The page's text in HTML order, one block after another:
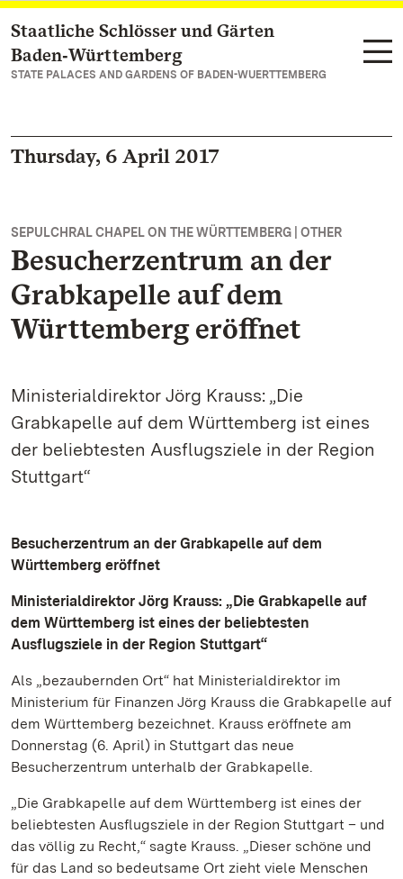
Navigate to main page
Staatliche Schlösser und Gärten
Baden‑Württemberg
STATE PALACES AND GARDENS OF BADEN-WUERTTEMBERG
Thursday, 6 April 2017
SEPULCHRAL CHAPEL ON THE WÜRTTEMBERG | OTHER
Besucherzentrum an der
Grabkapelle auf dem
Württemberg eröffnet
Ministerialdirektor Jörg Krauss: „Die
Grabkapelle auf dem Württemberg ist eines
der beliebtesten Ausflugsziele in der Region
Stuttgart“
Besucherzentrum an der Grabkapelle auf dem
Württemberg eröffnet
Ministerialdirektor Jörg Krauss: „Die Grabkapelle auf
dem Württemberg ist eines der beliebtesten
Ausflugsziele in der Region Stuttgart“
Als „bezaubernden Ort“ hat Ministerialdirektor im
Ministerium für Finanzen Jörg Krauss die Grabkapelle auf
dem Württemberg bezeichnet. Krauss eröffnete am
Donnerstag (6. April) in Stuttgart das neue
Besucherzentrum unterhalb der Grabkapelle.
„Die Grabkapelle auf dem Württemberg ist eines der
beliebtesten Ausflugsziele in der Region Stuttgart – und
das völlig zu Recht,“ sagte Krauss. „Dieser schöne und
für das Land so bedeutsame Ort zieht viele Menschen